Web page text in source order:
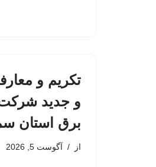
تکریم و
و جدید شرکت
برق استان
از آگوست 5, 2026